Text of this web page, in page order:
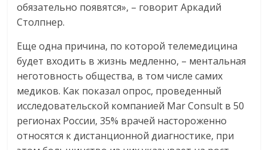
обязательно появятся», – говорит Аркадий
Столпнер.
Еще одна причина, по которой телемедицина
будет входить в жизнь медленно, – ментальная
неготовность общества, в том числе самих
медиков. Как показал опрос, проведенный
исследовательской компанией Mar Consult в 50
регионах России, 35% врачей настороженно
относятся к дистанционной диагностике, при